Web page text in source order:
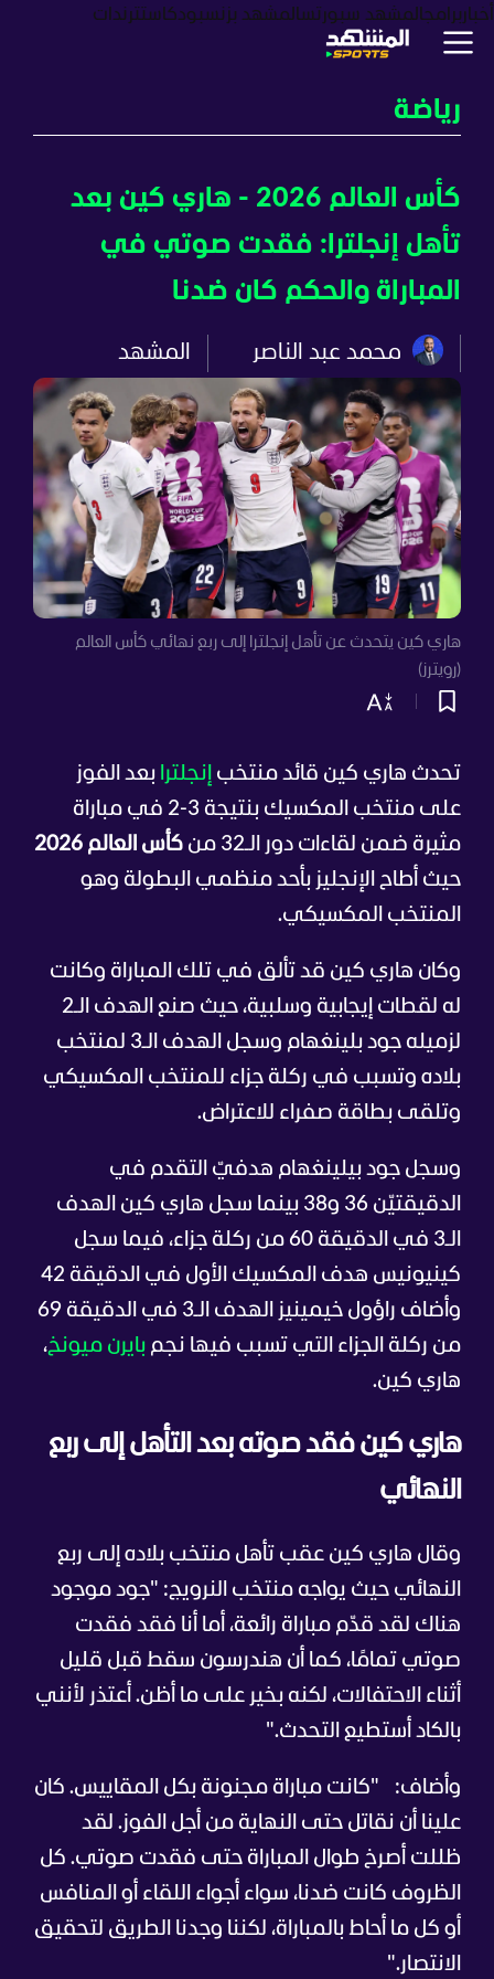
أخبار برامجالمشهد سبورتسالمشهد بزنسبودكاستترندات
رياضة
كأس العالم 2026 - هاري كين بعد
تأهل إنجلترا: فقدت صوتي في
المباراة والحكم كان ضدنا
محمد عبد الناصر المشهد
هاري كين يتحدث عن تأهل إنجلترا إلى ربع نهائي كأس العالم
(رويترز)
تحدث هاري كين قائد منتخب إنجلترا بعد الفوز
على منتخب المكسيك بنتيجة 3-2 في مباراة
مثيرة ضمن لقاءات دور الـ32 من
كأس العالم 2026
حيث أطاح الإنجليز بأحد منظمي البطولة وهو
المنتخب المكسيكي.
وكان هاري كين قد تألق في تلك المباراة وكانت
له لقطات إيجابية وسلبية، حيث صنع الهدف الـ2
لزميله جود بلينغهام وسجل الهدف الـ3 لمنتخب
بلاده وتسبب في ركلة جزاء للمنتخب المكسيكي
وتلقى بطاقة صفراء للاعتراض.
وسجل جود بيلينغهام هدفيّ التقدم في
الدقيقتيّن 36 و38 بينما سجل هاري كين الهدف
الـ3 في الدقيقة 60 من ركلة جزاء، فيما سجل
كينيونيس هدف المكسيك الأول في الدقيقة 42
وأضاف راؤول خيمينيز الهدف الـ3 في الدقيقة 69
من ركلة الجزاء التي تسبب فيها نجم بايرن ميونخ،
هاري كين.
هاري كين فقد صوته بعد التأهل إلى ربع
النهائي
وقال هاري كين عقب تأهل منتخب بلاده إلى ربع
النهائي حيث يواجه منتخب النرويج: "جود موجود
هناك لقد قدّم مباراة رائعة، أما أنا فقد فقدت
صوتي تمامًا، كما أن هندرسون سقط قبل قليل
أثناء الاحتفالات، لكنه بخير على ما أظن. أعتذر لأنني
بالكاد أستطيع التحدث."
وأضاف: "كانت مباراة مجنونة بكل المقاييس. كان
علينا أن نقاتل حتى النهاية من أجل الفوز. لقد
ظللت أصرخ طوال المباراة حتى فقدت صوتي. كل
الظروف كانت ضدنا، سواء أجواء اللقاء أو المنافس
أو كل ما أحاط بالمباراة، لكننا وجدنا الطريق لتحقيق
الانتصار."